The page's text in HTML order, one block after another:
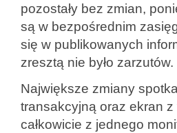
pozostały bez zmian,
są w bezpośrednim
się w publikowanych
zresztą nie było zarzutów.
Największe zmiany
transakcyjną oraz ekran
całkowicie z jednego